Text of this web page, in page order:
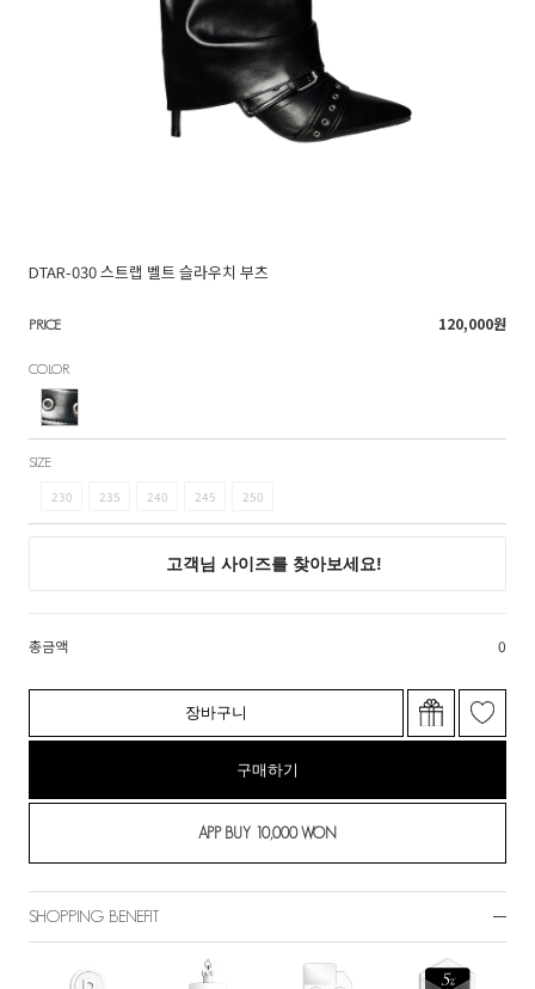
DTAR-030 스트랩 벨트 슬라우치 부츠
PRICE 120,000원
COLOR
SIZE
230 235 240 245 250
총금액 0
장바구니
구매하기
SHOPPING BENEFIT